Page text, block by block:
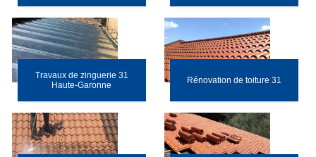
Travaux de zinguerie 31
Haute-Garonne
Rénovation de toiture 31